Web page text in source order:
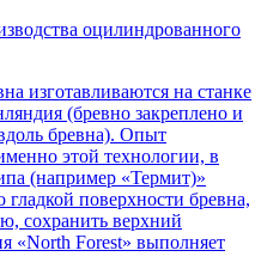
оцилиндрованного
изготавливаются на станке
(бревно закреплено и
бревна). Опыт
этой технологии, в
(например «Термит)»
гладкой поверхности бревна,
сохранить верхний
«North Forest» выполняет